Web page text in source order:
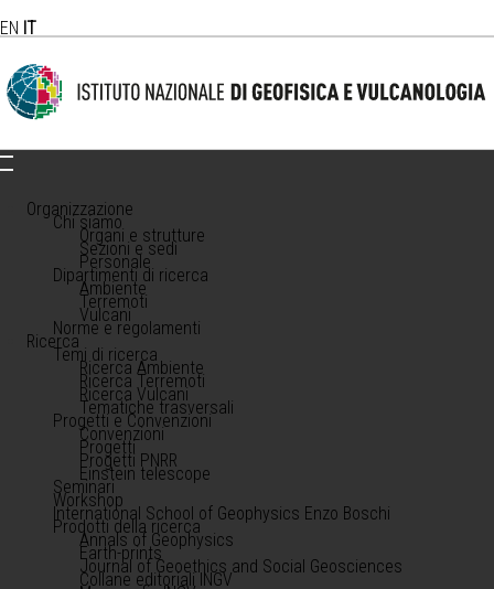
EN IT
Organizzazione
Chi siamo
Organi e strutture
Sezioni e sedi
Personale
Dipartimenti di ricerca
Ambiente
Terremoti
Vulcani
Norme e regolamenti
Ricerca
Temi di ricerca
Ricerca Ambiente
Ricerca Terremoti
Ricerca Vulcani
Tematiche trasversali
Progetti e Convenzioni
Convenzioni
Progetti
Progetti PNRR
Einstein telescope
Seminari
Workshop
International School of Geophysics Enzo Boschi
Prodotti della ricerca
Annals of Geophysics
Earth-prints
Journal of Geoethics and Social Geosciences
Collane editoriali INGV